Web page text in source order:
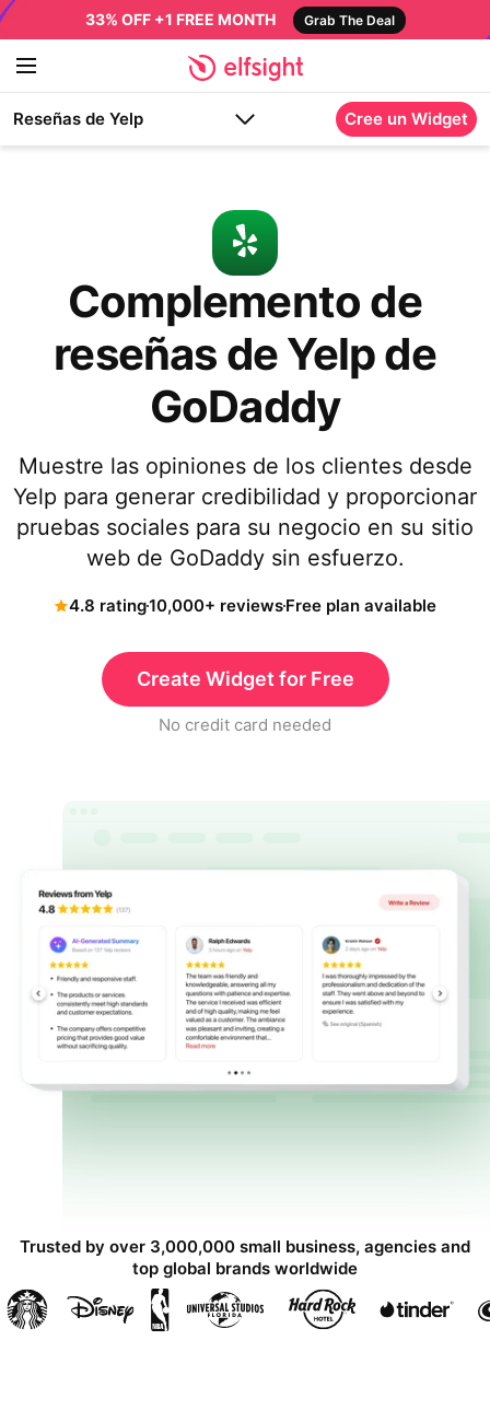
33% OFF +1 FREE MONTH Grab The Deal
Reseñas de Yelp Cree un Widget
Complemento de
reseñas de Yelp de
GoDaddy
Muestre las opiniones de los clientes desde
Yelp para generar credibilidad y proporcionar
pruebas sociales para su negocio en su sitio
web de GoDaddy sin esfuerzo.
4.8 rating10,000+ reviewsFree plan available
Create Widget for Free
No credit card needed
Trusted by over 3,000,000 small business, agencies and
top global brands worldwide